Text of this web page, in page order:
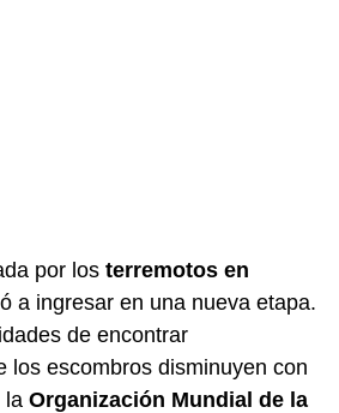
por los terremotos en
a ingresar en una nueva etapa.
de encontrar
los escombros disminuyen con
la Organización Mundial de la